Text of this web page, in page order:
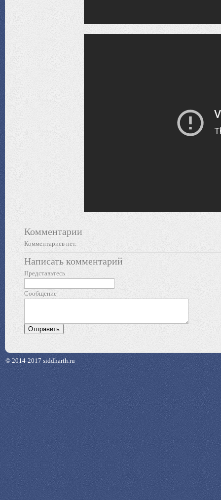
Комментарии
Комментариев нет.
Написать комментарий
Представьтесь
Сообщение
© 2014-2017 siddharth.ru